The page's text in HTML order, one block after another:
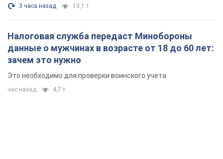
3 часа назад 13,1 т.
Налоговая служба передаст Минобороны
данные о мужчинах в возрасте от 18 до 60 лет:
зачем это нужно
Это необходимо для проверки воинского учета
час назад 4,7 т.